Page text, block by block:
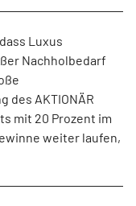
Luxus
Nachholbedarf
des AKTIONÄR
mit 20 Prozent im
weiter laufen,